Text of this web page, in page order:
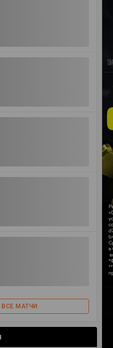
ВСЕ МАТЧИ